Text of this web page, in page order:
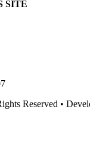
SITE
Reserved •